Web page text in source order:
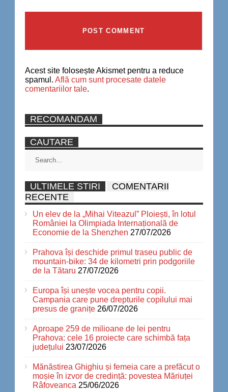
Acest site folosește Akismet pentru a reduce
spamul. Află cum sunt procesate datele
comentariilor tale.
RECOMANDAM
CAUTARE
ULTIMELE STIRI
COMENTARII
RECENTE
Un elev de la „Mihai Viteazul” Ploiești, în lotul
României la Olimpiada Internațională de
Economie de la Shenzhen 27/07/2026
Prahova își deschide primul traseu public de
mountain-bike: 34 de kilometri prin podgoriile
de la Tătaru 27/07/2026
Europa își unește vocea pentru copii.
Campania care pune drepturile copilului mai
presus de granițe 26/07/2026
Aproape 259 de milioane de lei pentru
Prahova: cele 16 proiecte care schimbă fața
județului 23/07/2026
Mănăstirea Ghighiu și femeia care a prefăcut o
moșie în izvor de credință: povestea Măriuței
Râfoveanca 25/06/2026